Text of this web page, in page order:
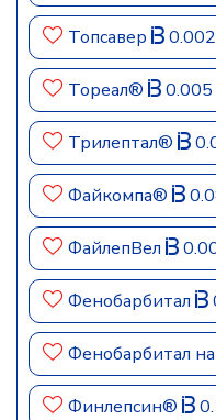
Топсавер 0.002
Тореал® 0.005
Трилептал®
Файкомпа®
ФайлепВел
Фенобарбитал
Фенобарбитал
Финлепсин®